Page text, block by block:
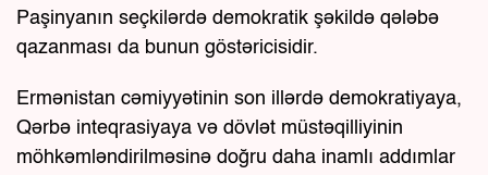
Paşinyanın seçkilərdə demokratik şəkildə qələbə
qazanması da bunun göstəricisidir.
Ermənistan cəmiyyətinin son illərdə demokratiyaya,
Qərbə inteqrasiyaya və dövlət müstəqilliyinin
möhkəmləndirilməsinə doğru daha inamlı addımlar